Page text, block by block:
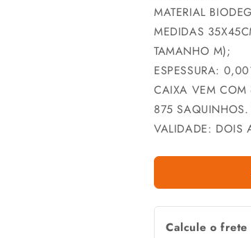
MATERIAL
MEDIDAS
TAMANHO M);
ESPESSURA:
CAIXA VEM COM
875
VALIDADE: DOIS
Calcule o frete